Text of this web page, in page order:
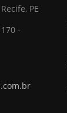
PE
-